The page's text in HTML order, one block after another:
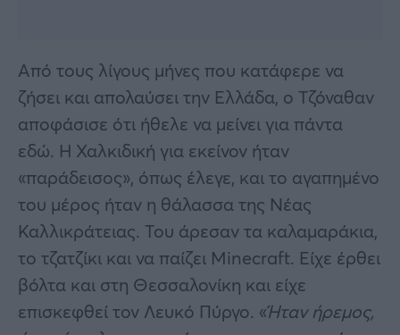
Από τους λίγους μήνες που κατάφερε να
ζήσει και απολαύσει την Ελλάδα, ο Τζόναθαν
αποφάσισε ότι ήθελε να μείνει για πάντα
εδώ. Η Χαλκιδική για εκείνον ήταν
«παράδεισος», όπως έλεγε, και το αγαπημένο
του μέρος ήταν η θάλασσα της Νέας
Καλλικράτειας. Του άρεσαν τα καλαμαράκια,
το τζατζίκι και να παίζει Minecraft. Είχε έρθει
βόλτα και στη Θεσσαλονίκη και είχε
επισκεφθεί τον Λευκό Πύργο. «Ήταν ήρεμος,